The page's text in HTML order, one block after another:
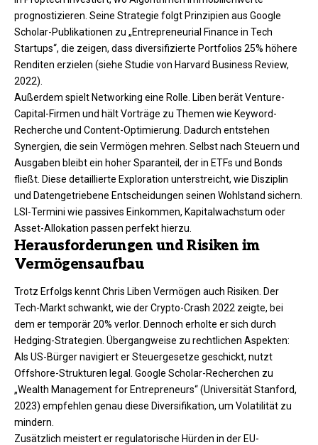
prognostizieren. Seine Strategie folgt Prinzipien aus Google
Scholar-Publikationen zu „Entrepreneurial Finance in Tech
Startups“, die zeigen, dass diversifizierte Portfolios 25% höhere
Renditen erzielen (siehe Studie von Harvard Business Review,
2022).​
Außerdem spielt Networking eine Rolle. Liben berät Venture-
Capital-Firmen und hält Vorträge zu Themen wie Keyword-
Recherche und Content-Optimierung. Dadurch entstehen
Synergien, die sein Vermögen mehren. Selbst nach Steuern und
Ausgaben bleibt ein hoher Sparanteil, der in ETFs und Bonds
fließt. Diese detaillierte Exploration unterstreicht, wie Disziplin
und Datengetriebene Entscheidungen seinen Wohlstand sichern.
LSI-Termini wie passives Einkommen, Kapitalwachstum oder
Asset-Allokation passen perfekt hierzu.​
Herausforderungen und Risiken im
Vermögensaufbau
Trotz Erfolgs kennt Chris Liben Vermögen auch Risiken. Der
Tech-Markt schwankt, wie der Crypto-Crash 2022 zeigte, bei
dem er temporär 20% verlor. Dennoch erholte er sich durch
Hedging-Strategien. Übergangweise zu rechtlichen Aspekten:
Als US-Bürger navigiert er Steuergesetze geschickt, nutzt
Offshore-Strukturen legal. Google Scholar-Recherchen zu
„Wealth Management for Entrepreneurs“ (Universität Stanford,
2023) empfehlen genau diese Diversifikation, um Volatilität zu
mindern.
Zusätzlich meistert er regulatorische Hürden in der EU-